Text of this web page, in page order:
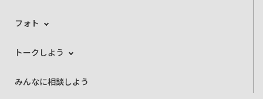
フォト
トークしよう
みんなに相談しよう